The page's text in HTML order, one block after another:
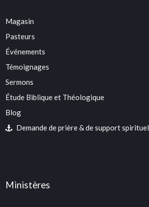
Magasin
Pasteurs
Événements
Témoignages
Sermons
Étude Biblique et Théologique
Blog
Demande de prière & de support spirituel
Ministères